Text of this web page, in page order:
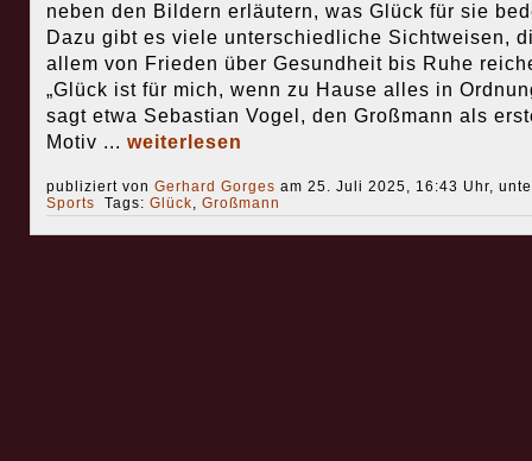
neben den Bildern erläutern, was Glück für sie
Dazu gibt es viele unterschiedliche Sichtweisen,
allem von Frieden über Gesundheit bis Ruhe
„Glück ist für mich, wenn zu Hause alles in
sagt etwa Sebastian Vogel, den Großmann als
Motiv ... weiterlesen
publiziert von Gerhard Gorges am 25. Juli 2025, 16:43 Uhr,
Sports Tags: Glück, Großmann